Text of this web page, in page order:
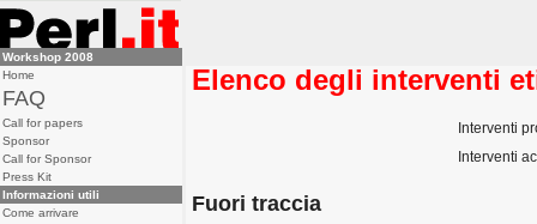
Elenco degli interventi
Interventi
Interventi
Fuori traccia
Workshop 2008
Home
FAQ
Call for papers
Sponsor
Call for Sponsor
Press Kit
Informazioni utili
Come arrivare